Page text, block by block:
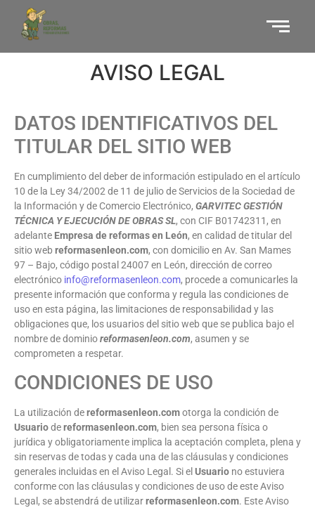
AVISO LEGAL
DATOS IDENTIFICATIVOS DEL
TITULAR DEL SITIO WEB
En cumplimiento del deber de información estipulado en el artículo
10 de la Ley 34/2002 de 11 de julio de Servicios de la Sociedad de
la Información y de Comercio Electrónico, GARVITEC GESTIÓN
TÉCNICA Y EJECUCIÓN DE OBRAS SL, con CIF B01742311, en
adelante Empresa de reformas en León, en calidad de titular del
sitio web reformasenleon.com, con domicilio en Av. San Mames
97 – Bajo, código postal 24007 en León, dirección de correo
electrónico info@reformasenleon.com, procede a comunicarles la
presente información que conforma y regula las condiciones de
uso en esta página, las limitaciones de responsabilidad y las
obligaciones que, los usuarios del sitio web que se publica bajo el
nombre de dominioreformasenleon.com, asumen y se
comprometen a respetar.
CONDICIONES DE USO
La utilización dereformasenleon.comotorga la condición de
Usuariodereformasenleon.com, bien sea persona física o
jurídica y obligatoriamente implica la aceptación completa, plena y
sin reservas de todas y cada una de las cláusulas y condiciones
generales incluidas en el Aviso Legal. Si el Usuario no estuviera
conforme con las cláusulas y condiciones de uso de este Aviso
Legal, se abstendrá de utilizarreformasenleon.com. Este Aviso